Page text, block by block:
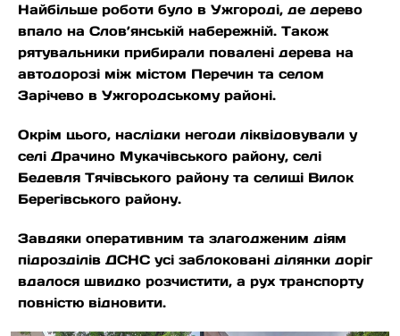
Найбільше роботи було в Ужгороді, де дерево
впало на Слов’янській набережній. Також
рятувальники прибирали повалені дерева на
автодорозі між містом Перечин та селом
Зарічево в Ужгородському районі.
Окрім цього, наслідки негоди ліквідовували у
селі Драчино Мукачівського району, селі
Бедевля Тячівського району та селищі Вилок
Берегівського району.
Завдяки оперативним та злагодженим діям
підрозділів ДСНС усі заблоковані ділянки доріг
вдалося швидко розчистити, а рух транспорту
повністю відновити.